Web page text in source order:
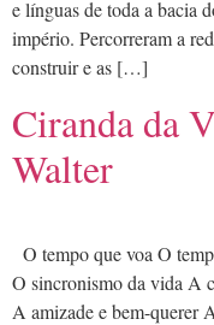
e línguas de toda a bacia
império. Percorreram a
construir e as […]
Ciranda da
Walter
O tempo que voa O
O sincronismo da vida A
A amizade e bem-querer